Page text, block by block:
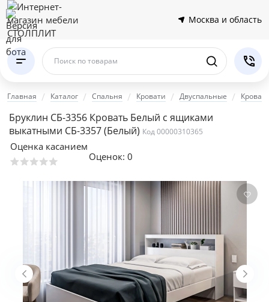
Москва и область
Поиск по товарам
Главная Каталог Спальня Кровати Двуспальные
Бруклин СБ-3356 Кровать Белый с ящиками
выкатными СБ-3357(Белый) Код 00000310365
Оценка касанием
Оценок: 0